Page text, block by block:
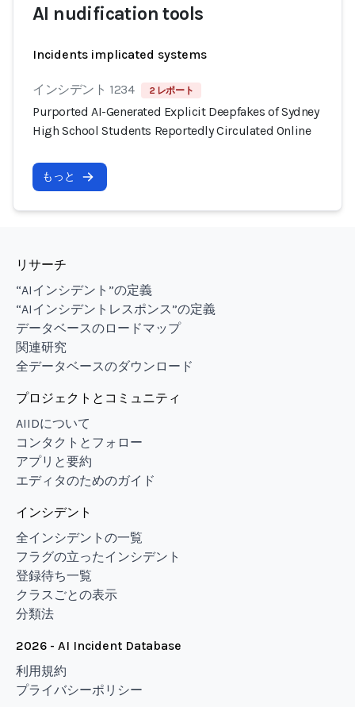
AI nudification tools
Incidents implicated systems
インシデント 1234 2 レポート
Purported AI-Generated Explicit Deepfakes of Sydney
High School Students Reportedly Circulated Online
もっと
リサーチ
“AIインシデント”の定義
“AIインシデントレスポンス”の定義
データベースのロードマップ
関連研究
全データベースのダウンロード
プロジェクトとコミュニティ
AIIDについて
コンタクトとフォロー
アプリと要約
エディタのためのガイド
インシデント
全インシデントの一覧
フラグの立ったインシデント
登録待ち一覧
クラスごとの表示
分類法
2026 - AI Incident Database
利用規約
プライバシーポリシー